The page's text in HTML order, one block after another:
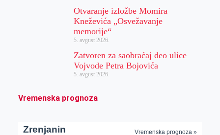
Otvaranje izložbe Momira
Kneževića „Osvežavanje
memorije“
5. avgust 2026.
Zatvoren za saobraćaj deo ulice
Vojvode Petra Bojovića
5. avgust 2026.
Vremenska prognoza